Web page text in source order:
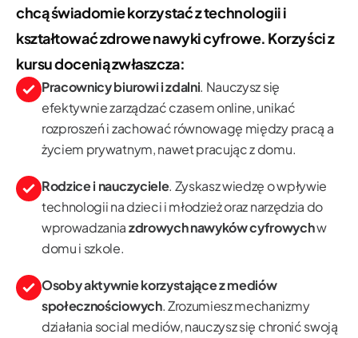
chcą świadomie korzystać z technologii i
kształtować zdrowe nawyki cyfrowe. Korzyści z
kursu docenią zwłaszcza:
Pracownicy biurowi i zdalni. Nauczysz się
efektywnie zarządzać czasem online, unikać
rozproszeń i zachować równowagę między pracą a
życiem prywatnym, nawet pracując z domu.
Rodzice i nauczyciele. Zyskasz wiedzę o wpływie
technologii na dzieci i młodzież oraz narzędzia do
wprowadzaniazdrowych nawyków cyfrowychw
domu i szkole.
Osoby aktywnie korzystające z mediów
społecznościowych. Zrozumiesz mechanizmy
działania social mediów, nauczysz się chronić swoją